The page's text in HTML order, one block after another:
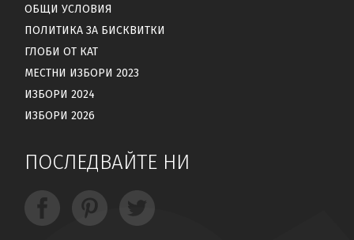
ОБЩИ УСЛОВИЯ
ПОЛИТИКА ЗА БИСКВИТКИ
ГЛОБИ ОТ КАТ
МЕСТНИ ИЗБОРИ 2023
ИЗБОРИ 2024
ИЗБОРИ 2026
ПОСЛЕДВАЙТЕ НИ